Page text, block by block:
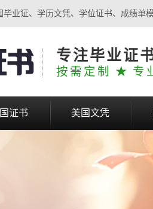
业证、学历文凭、学位证书、成绩单
专注毕业证
按需定制 ★ 专
证书 美国文凭